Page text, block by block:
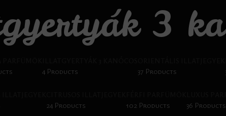
3
4 Products
37 Products
24 Products
102 Products
36 Products